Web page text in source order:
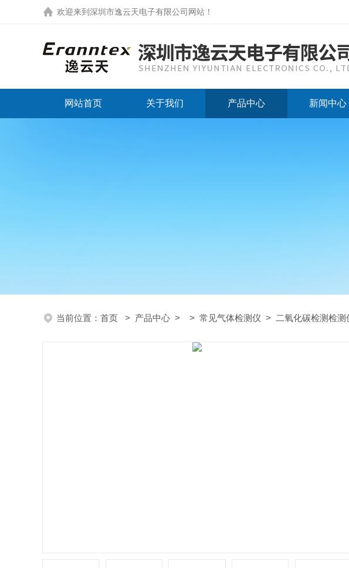
欢迎来到 深圳市逸云天电子有限公司网站 ！
网站首页 关于我们 产品中心 新闻中心
当前位置： 首页 > 产品中心 > > 常见气体检测仪 > 二氧化碳检测检测